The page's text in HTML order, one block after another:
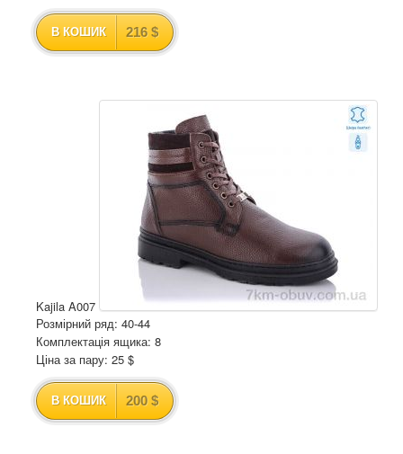
В КОШИК 216 $
Kajila A007
Розмірний ряд: 40-44
Комплектація ящика: 8
Ціна за пару: 25 $
В КОШИК 200 $